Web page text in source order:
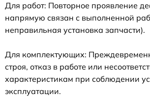
Для работ: Повторное проявление
напрямую связан с выполненной
неправильная установка запчасти).
Для комплектующих:
строя, отказ в работе или
характеристикам при соблюдении
эксплуатации.